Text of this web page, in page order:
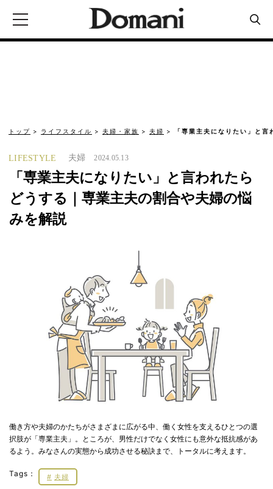
トップ ライフスタイル 夫婦・家族 夫婦 「専業主夫になりたい」と
LIFESTYLE 夫婦 2024.05.13
「専業主夫になりたい」と言われたら
どうする｜専業主夫の割合や夫婦の悩
みを解説
働き方や夫婦のかたちがさまざまに広がる中、働く女性を支えるひとつの選
択肢が「専業主夫」。ところが、男性だけでなく女性にも意外な抵抗感があ
るよう。みなさんの実態から成功させる秘訣まで、トータルに考えます。
Tags： 夫婦